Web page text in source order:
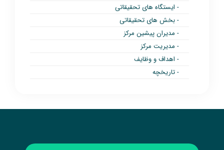
- ایستگاه های تحقیقاتی
- بخش های تحقیقاتی
- مدیران پیشین مرکز
- مدیریت مرکز
- اهداف و وظایف
- تاریخچه